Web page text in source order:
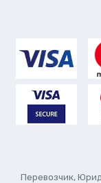
Перевозчик,